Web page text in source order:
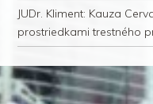
JUDr. Kliment: Kauza
prostriedkami trestného